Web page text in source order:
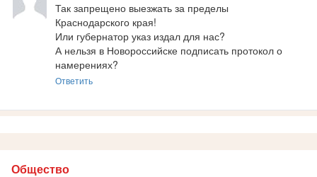
Так запрещено выезжать за пределы
Краснодарского края!
Или губернатор указ издал для нас?
А нельзя в Новороссийске подписать протокол о
намерениях?
Ответить
Общество